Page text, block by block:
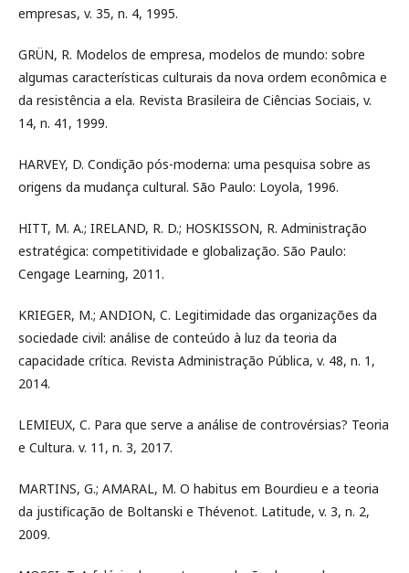
empresas, v. 35, n. 4, 1995.
GRÜN, R. Modelos de empresa, modelos de mundo: sobre
algumas características culturais da nova ordem econômica e
da resistência a ela. Revista Brasileira de Ciências Sociais, v.
14, n. 41, 1999.
HARVEY, D. Condição pós-moderna: uma pesquisa sobre as
origens da mudança cultural. São Paulo: Loyola, 1996.
HITT, M. A.; IRELAND, R. D.; HOSKISSON, R. Administração
estratégica: competitividade e globalização. São Paulo:
Cengage Learning, 2011.
KRIEGER, M.; ANDION, C. Legitimidade das organizações da
sociedade civil: análise de conteúdo à luz da teoria da
capacidade crítica. Revista Administração Pública, v. 48, n. 1,
2014.
LEMIEUX, C. Para que serve a análise de controvérsias? Teoria
e Cultura. v. 11, n. 3, 2017.
MARTINS, G.; AMARAL, M. O habitus em Bourdieu e a teoria
da justificação de Boltanski e Thévenot. Latitude, v. 3, n. 2,
2009.